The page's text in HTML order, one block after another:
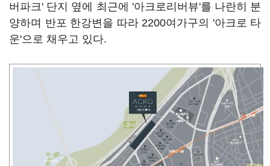
버파크' 단지 옆에 최근에 '아크로리버뷰'를 나란히 분
양하며 반포 한강변을 따라 2200여가구의 '아크로 타
운'으로 채우고 있다.